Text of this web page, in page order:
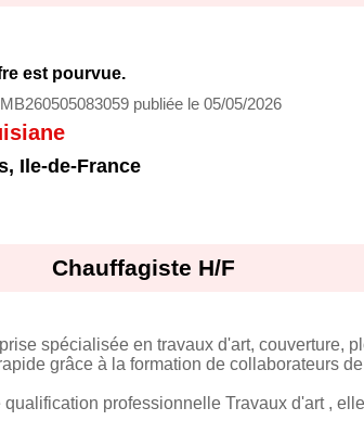
est pourvue.
publiée le 05/05/2026
, Ile-de-France
Chauffagiste H/F
spécialisée en travaux d'art, couverture,
grâce à la formation de collaborateurs
professionnelle Travaux d'art ,